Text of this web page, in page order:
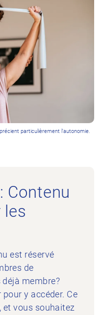
particulièrement l'autonomie.
Contenu
est réservé
de
membre?
y accéder. Ce
et vous souhaitez